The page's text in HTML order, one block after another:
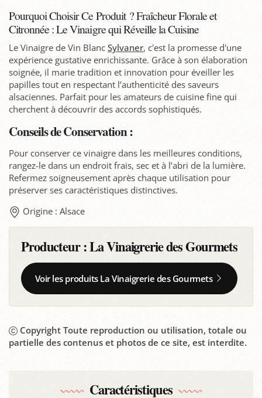
Pourquoi Choisir Ce Produit ? Fraîcheur Florale et
Citronnée : Le Vinaigre qui Réveille la Cuisine
Le Vinaigre de Vin Blanc Sylvaner, c'est la promesse d'une
expérience gustative enrichissante. Grâce à son élaboration
soignée, il marie tradition et innovation pour éveiller les
papilles tout en respectant l’authenticité des saveurs
alsaciennes. Parfait pour les amateurs de cuisine fine qui
cherchent à découvrir des accords sophistiqués.
Conseils de Conservation :
Pour conserver ce vinaigre dans les meilleures conditions,
rangez-le dans un endroit frais, sec et à l’abri de la lumière.
Refermez soigneusement après chaque utilisation pour
préserver ses caractéristiques distinctives.
Origine : Alsace
Producteur :La Vinaigrerie des Gourmets
Voir les produits La Vinaigrerie des Gourmets
Copyright Toute reproduction ou utilisation, totale ou
partielle des contenus et photos de ce site, est interdite.
Caractéristiques